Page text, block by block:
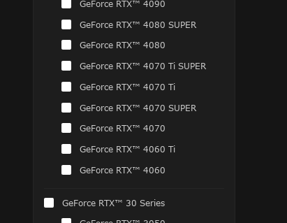
GeForce RTX™ 4090
GeForce RTX™ 4080 SUPER
GeForce RTX™ 4080
GeForce RTX™ 4070 Ti SUPER
GeForce RTX™ 4070 Ti
GeForce RTX™ 4070 SUPER
GeForce RTX™ 4070
GeForce RTX™ 4060 Ti
GeForce RTX™ 4060
GeForce RTX™ 30 Series